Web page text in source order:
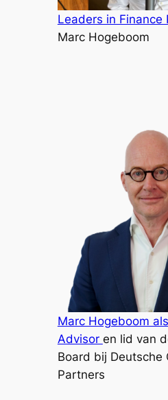
Leaders in Finance
Marc Hogeboom
Marc Hogeboom
Advisor en lid van
Board bij Deutsche
Partners